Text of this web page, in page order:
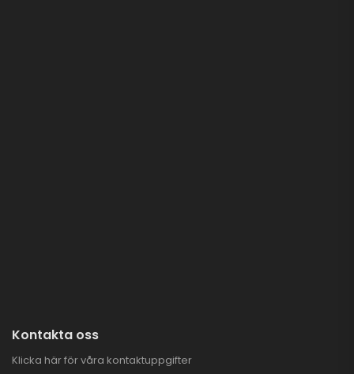
Kontakta oss
Klicka här för våra kontaktuppgifter